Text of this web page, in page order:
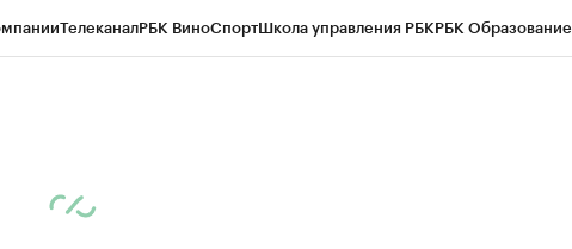
ТелеканалРБК ВиноСпортШкола управления РБКРБК Образование